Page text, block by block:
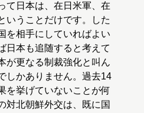
て日本は、在日米軍、在
いうことだけです。した
を相手にしていればよい
日本も追随すると考えて
が更なる制裁強化と叫ん
しかありません。過去14
を挙げていないことが何
対北朝鮮外交は、既に国